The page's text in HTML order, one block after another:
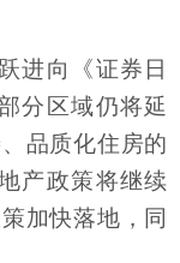
进向《证券日
分区域仍将延
品质化住房的
产政策将继续
加快落地，同